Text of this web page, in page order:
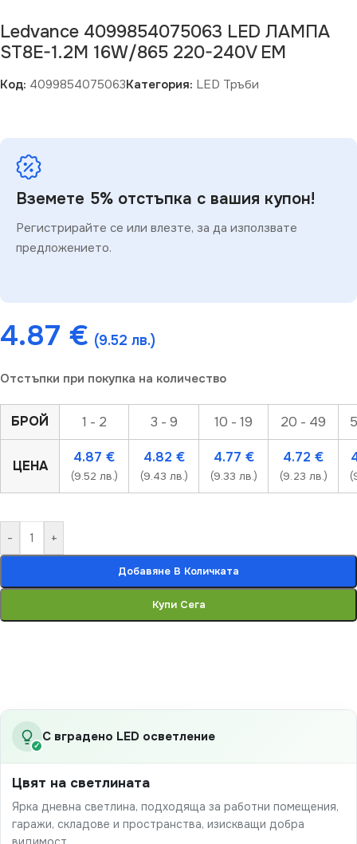
Ledvance 4099854075063 LED ЛАМПА
ST8E-1.2M 16W/865 220-240V EM
Код: 4099854075063Категория: LED Тръби
Вземете 5% отстъпка с вашия купон!
Регистрирайте се или влезте, за да използвате
предложението.
4.87 € (9.52 лв.)
Отстъпки при покупка на количество
БРОЙ 1 - 2 3 - 9 10 - 19 20 - 49
ЦЕНА
4.87 €
(9.52 лв.)
4.82 €
(9.43 лв.)
4.77 €
(9.33 лв.)
4.72 €
(9.23 лв.)
- +
Добавяне В Количката
Купи Сега
✓
С вградено LED осветление
Цвят на светлината
Ярка дневна светлина, подходяща за работни помещения,
гаражи, складове и пространства, изискващи добра